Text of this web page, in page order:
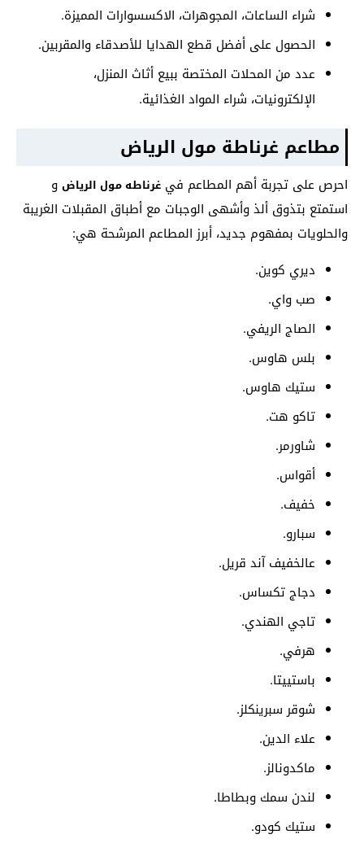
شراء الساعات، المجوهرات، الاكسسوارات المميزة.
الحصول على أفضل قطع الهدايا للأصدقاء والمقربين.
عدد من المحلات المختصة ببيع أثاث المنزل،
الإلكترونيات، شراء المواد الغذائية.
مطاعم غرناطة مول الرياض
احرص على تجربة أهم المطاعم في غرناطه مول الرياض و
استمتع بتذوق ألذ وأشهى الوجبات مع أطباق المقبلات الغريبة
والحلويات بمفهوم جديد، أبرز المطاعم المرشحة هي:
ديري كوين.
صب واي.
الصاج الريفي.
بلس هاوس.
ستيك هاوس.
تاكو هت.
شاورمر.
أقواس.
خفيف.
سبارو.
عالخفيف آند قريل.
دجاج تكساس.
تاجي الهندي.
هرفي.
باستييتا.
شوقر سبرينكلز.
علاء الدين.
ماكدونالز.
لندن سمك وبطاطا.
ستيك كودو.